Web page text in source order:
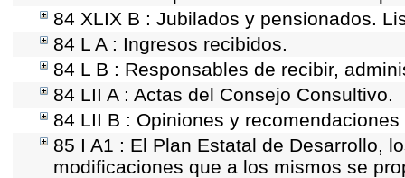
84 XLIX B : Jubilados y pensionados.
84 L A : Ingresos recibidos.
84 L B : Responsables de recibir,
84 LII A : Actas del Consejo Consultivo.
84 LII B : Opiniones y
85 I A1 : El Plan Estatal de Desarrollo,
modificaciones que a los mismos se